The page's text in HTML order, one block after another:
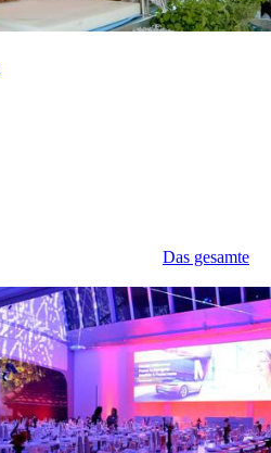
Das gesamte